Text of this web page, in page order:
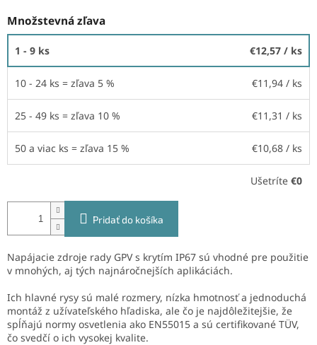
Množstevná zľava
1 - 9 ks €12,57 / ks
10 - 24 ks = zľava 5 % €11,94 / ks
25 - 49 ks = zľava 10 % €11,31 / ks
50 a viac ks = zľava 15 % €10,68 / ks
Ušetríte €0
Pridať do košíka
Napájacie zdroje rady GPV s krytím IP67 sú vhodné pre použitie
v mnohých, aj tých najnáročnejších aplikáciách.
Ich hlavné rysy sú malé rozmery, nízka hmotnosť a jednoduchá
montáž z užívateľského hľadiska, ale čo je najdôležitejšie, že
spĺňajú normy osvetlenia ako EN55015 a sú certifikované TÜV,
čo svedčí o ich vysokej kvalite.